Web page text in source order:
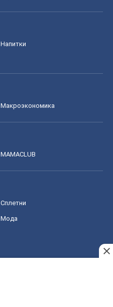
Напитки
Mакроэкономика
MAMACLUB
Сплетни
Мода